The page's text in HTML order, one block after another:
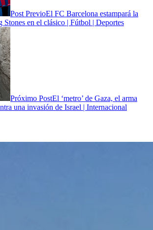
Post PrevioEl FC Barcelona estampará la
Stones en el clásico | Fútbol | Deportes
Próximo PostEl ‘metro’ de Gaza, el arma
una invasión de Israel | Internacional